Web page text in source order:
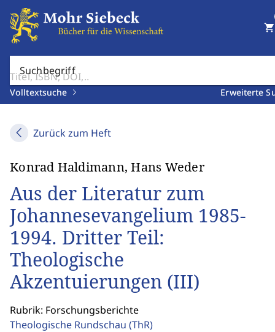
Suchbegriff
Volltextsuche Erweiterte
shopping_cart
Zurück zum Heft
Konrad Haldimann, Hans Weder
Aus der Literatur zum
Johannesevangelium 1985-
1994. Dritter Teil:
Theologische
Akzentuierungen (III)
Rubrik: Forschungsberichte
Theologische Rundschau (ThR)